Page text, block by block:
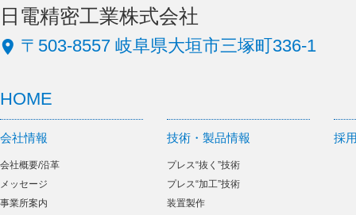
日電精密工業株式会社
〒503-8557 岐阜県大垣市三塚町336-1
HOME
会社情報
会社概要/沿革
メッセージ
事業所案内
技術・製品情報
プレス“抜く”技術
プレス“加工”技術
装置製作
採